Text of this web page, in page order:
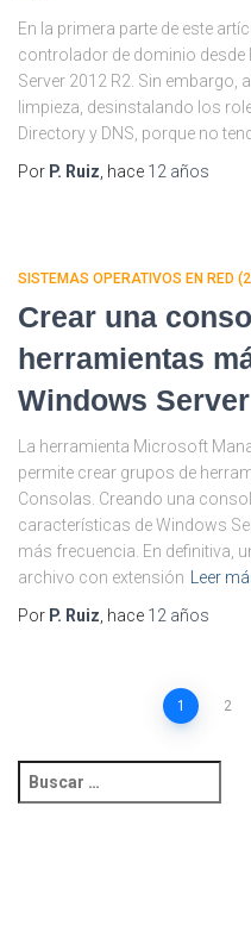
En la primera parte de este
controlador de dominio desde
Server 2012 R2. Sin
limpieza, desinstalando los
Directory y DNS, porque no
Por P. Ruiz , hace 12 años
SISTEMAS OPERATIVOS EN RED
Crear una
herramientas
Windows
La herramienta Microsoft
permite crear grupos de
Consolas. Creando una
características de Windows
más frecuencia. En definitiva,
archivo con extensión
Leer
Por P. Ruiz , hace 12 años
Paginación
de
1 2
u